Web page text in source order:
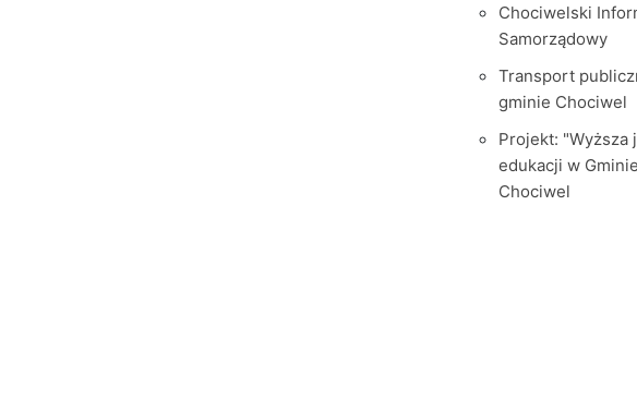
Chociwelski
Samorządowy
Transport
gminie Chociwel
Projekt: "Wyższa
edukacji w Gminie
Chociwel